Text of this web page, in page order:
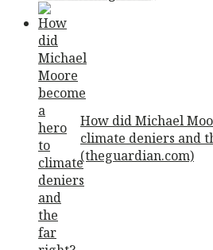
How did Michael
climate deniers and
(theguardian.com)